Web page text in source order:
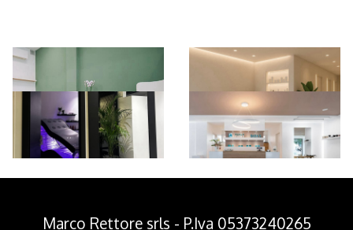
Marco Rettore srls - P.Iva 05373240265